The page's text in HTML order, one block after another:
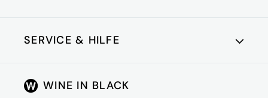
SERVICE & HILFE
Über Uns
WINE IN BLACK